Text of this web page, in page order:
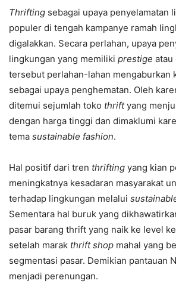
Thrifting sebagai upaya penyelamatan
populer di tengah kampanye ramah
digalakkan. Secara perlahan, upaya
lingkungan yang memiliki prestige atau
tersebut perlahan-lahan mengaburkan
sebagai upaya penghematan. Oleh
ditemui sejumlah toko thriftyang
dengan harga tinggi dan dimaklumi
tema sustainable fashion.
Hal positif dari tren thrifting yang kian
meningkatnya kesadaran masyarakat
terhadap lingkungan melalui
Sementara hal buruk yang
pasar barang thrift yang naik ke level
setelah marak thrift shop mahal yang
segmentasi pasar. Demikian pantauan
menjadi perenungan.